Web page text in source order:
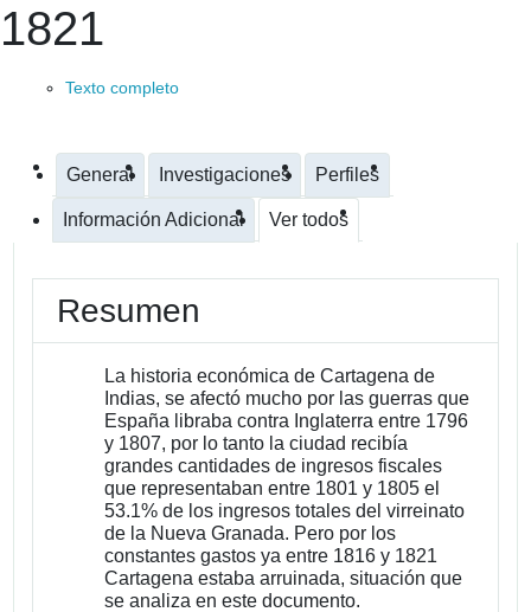
1821
Texto completo
General Investigaciones Perfiles
Información Adicional Ver todos
Resumen
La historia económica de Cartagena de
Indias, se afectó mucho por las guerras que
España libraba contra Inglaterra entre 1796
y 1807, por lo tanto la ciudad recibía
grandes cantidades de ingresos fiscales
que representaban entre 1801 y 1805 el
53.1% de los ingresos totales del virreinato
de la Nueva Granada. Pero por los
constantes gastos ya entre 1816 y 1821
Cartagena estaba arruinada, situación que
se analiza en este documento.